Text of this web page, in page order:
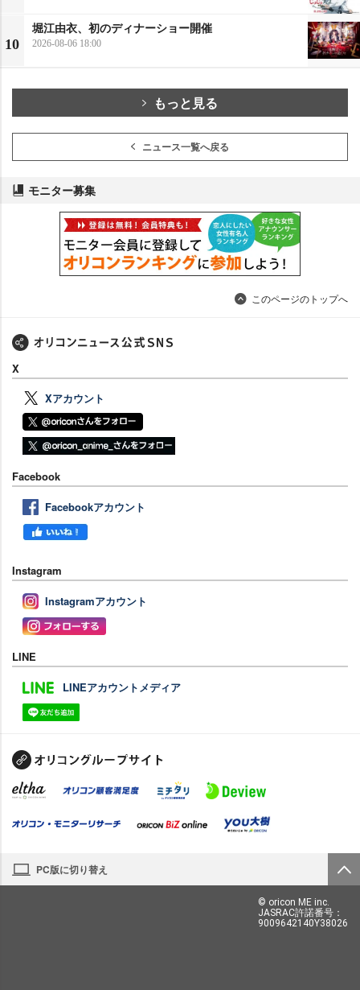
10
堀江由衣、初のディナーショー開催
2026-08-06 18:00
もっと見る
ニュース一覧へ戻る
モニター募集
このページのトップへ
X
Xアカウント
Facebook
Facebookアカウント
Instagram
Instagramアカウント
LINE
LINEアカウントメディア
PC版に切り替え
© oricon ME inc.
JASRAC許諾番号：
9009642140Y38026